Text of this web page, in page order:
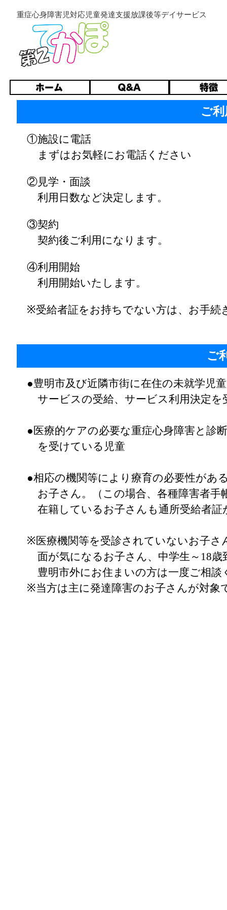
重症心身障害児対応児童発達支援放課後等デイサービス
ご
①施設に電話
まずはお気軽にお電話ください
②見学・面談
利用日数など決定します。
③契約
契約後ご利用になります。
④利用開始
利用開始いたします。
※受給者証をお持ちでない方は、 お手続
ご
●豊明市及び近隣市街に在住の未就学児
サービスの受給、サービス利用決定を
●医療的ケアの必要な重症心身障害と診断
を受けている児童
●相応の機関等により療育の必要性があ
お子さん。（この場合、各種障害者手
在籍しているお子さんも通所受給者証
※医療機関等を受診されていないお子さ
面が気になるお子さん、中学生～18歳
豊明市外にお住まいの方は一度ご相談
※当方は主に発達障害のお子さんが対象